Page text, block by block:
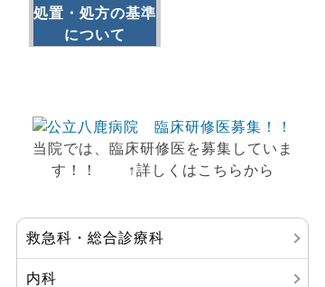
処置・処方の基準
について
当院では、臨床研修医を募集していま
す！！
↑詳しくはこちらから
救急科・総合診療科
内科